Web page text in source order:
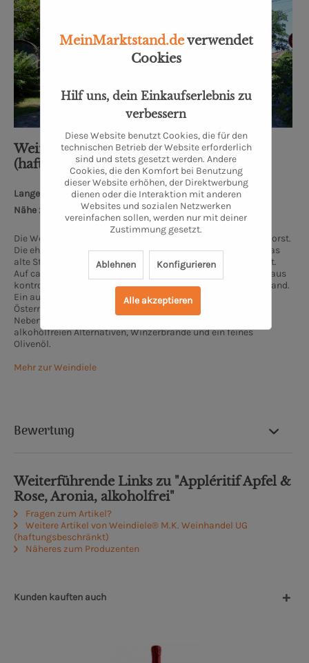
Weindiele® M.K. Weinhandel UG
(haftungsbeschränkt)
Lange Wischen 10, 26655 Westerstede
Nähe zum Oldenburger Schloss: 32 km
Die Weindiele® liegt am ruhigen Rand von Westerstede in Ihorst.
Die ehemalige Hofstelle wurde liebevoll Restauriert und in das
alte Stallgebäude wurde unserer kleiner Weinladen integriert.
Auf ca. 30 Quadratmetern finden sich ausschließlich Weine aus
kontrolliert biologischem Anbau, überwiegend aus Deutschland.
Ein ausgesuchter Teil aus Spanien, Frankreich, Italien und
Österreich rundet das Sortiment ab.
Neben den Weinen haben wir eine interessante Auswahl an
alkoholfreien Alternativen, Winzerbrände und ein feines
Olivenöl.
Mehr zur Weindiele
Bewertung
Weiterführende Links zu "Appléritif Apfel &
Rose, Aronia, alkoholfrei"
Fragen zum Artikel?
Weitere Artikel von Weindiele® M.K. Weinhandel UG
(haftungsbeschränkt)
Näheres zum Produzenten
Kunden kauften auch
MeinMarktstand.deverwendet
Cookies
Hilf uns, dein Einkaufserlebnis zu
verbessern
Diese Website benutzt Cookies, die für den
technischen Betrieb der Website erforderlich
sind und stets gesetzt werden. Andere
Cookies, die den Komfort bei Benutzung
dieser Website erhöhen, der Direktwerbung
dienen oder die Interaktion mit anderen
Websites und sozialen Netzwerken
vereinfachen sollen, werden nur mit deiner
Zustimmung gesetzt.
Ablehnen Konfigurieren
Alle akzeptieren